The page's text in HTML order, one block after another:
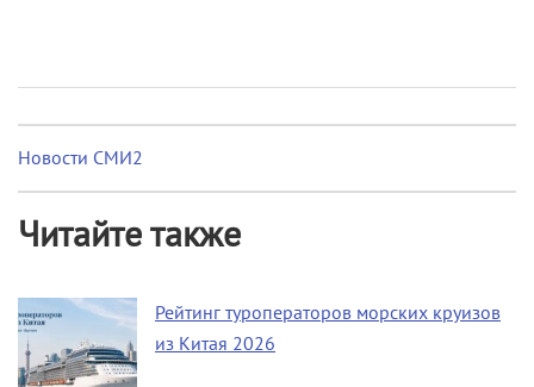
Новости СМИ2
Читайте также
Рейтинг туроператоров морских круизов
из Китая 2026